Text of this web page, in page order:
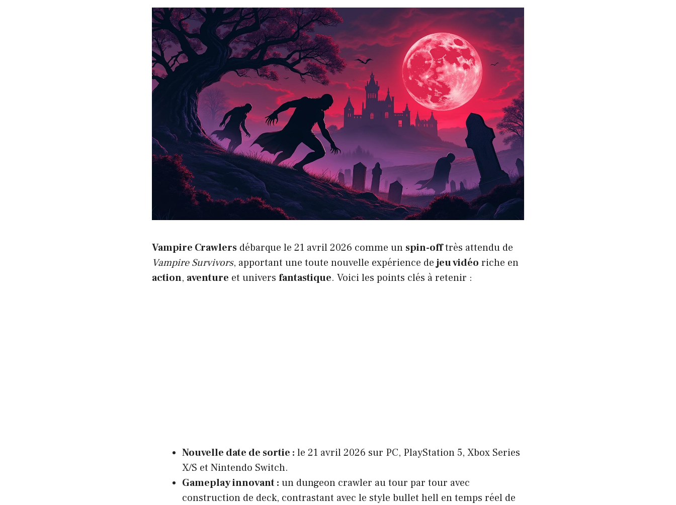
Vampire Crawlers débarque le 21 avril 2026 comme un spin-offtrès attendu de
Vampire Survivors, apportant une toute nouvelle expérience dejeu vidéo riche en
action, aventure et univers fantastique. Voici les points clés à retenir :
Nouvelle date de sortie : le 21 avril 2026 sur PC, PlayStation 5, Xbox Series
X/S et Nintendo Switch.
Gameplay innovant : un dungeon crawler au tour par tour avec
construction de deck, contrastant avec le style bullet hell en temps réel de